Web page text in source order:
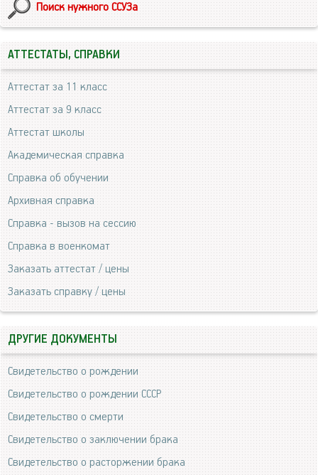
Поиск нужного ССУЗа
АТТЕСТАТЫ, СПРАВКИ
Аттестат за 11 класс
Аттестат за 9 класс
Аттестат школы
Академическая справка
Справка об обучении
Архивная справка
Справка - вызов на сессию
Справка в военкомат
Заказать аттестат / цены
Заказать справку / цены
ДРУГИЕ ДОКУМЕНТЫ
Свидетельство о рождении
Свидетельство о рождении СССР
Свидетельство о смерти
Свидетельство о заключении брака
Свидетельство о расторжении брака